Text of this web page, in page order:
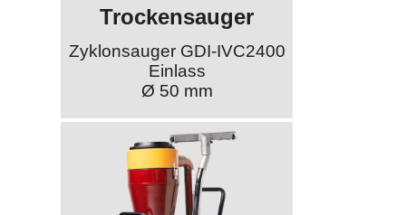
Trockensauger
Zyklonsauger GDI-IVC2400
Einlass
Ø 50 mm